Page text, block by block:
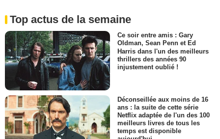
Top actus de la semaine
Ce soir entre amis : Gary
Oldman, Sean Penn et Ed
Harris dans l'un des meilleurs
thrillers des années 90
injustement oublié !
Déconseillée aux moins de 16
ans : la suite de cette série
Netflix adaptée de l'un des 100
meilleurs livres de tous les
temps est disponible